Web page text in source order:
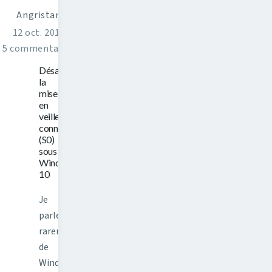
Angristan
12 oct. 2017
5 commentaires
Désactiver
la
mise
en
veille
connectée
(S0)
sous
Windows
10
Je
parle
rarement
de
Windows